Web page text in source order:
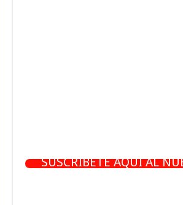
SUSCRÍBETE AQUÍ AL